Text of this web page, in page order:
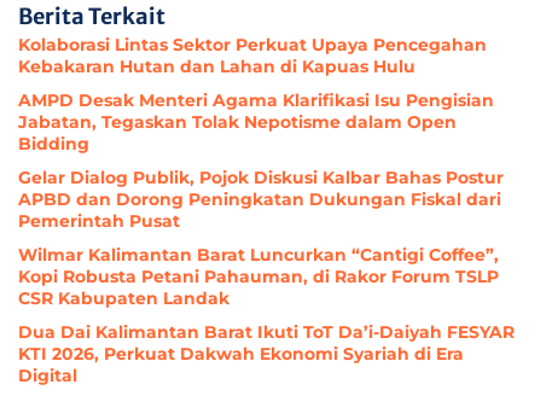
Berita Terkait
Kolaborasi Lintas Sektor Perkuat Upaya Pencegahan
Kebakaran Hutan dan Lahan di Kapuas Hulu
AMPD Desak Menteri Agama Klarifikasi Isu Pengisian
Jabatan, Tegaskan Tolak Nepotisme dalam Open
Bidding
Gelar Dialog Publik, Pojok Diskusi Kalbar Bahas Postur
APBD dan Dorong Peningkatan Dukungan Fiskal dari
Pemerintah Pusat
Wilmar Kalimantan Barat Luncurkan “Cantigi Coffee”,
Kopi Robusta Petani Pahauman, di Rakor Forum TSLP
CSR Kabupaten Landak
Dua Dai Kalimantan Barat Ikuti ToT Da’i-Daiyah FESYAR
KTI 2026, Perkuat Dakwah Ekonomi Syariah di Era
Digital